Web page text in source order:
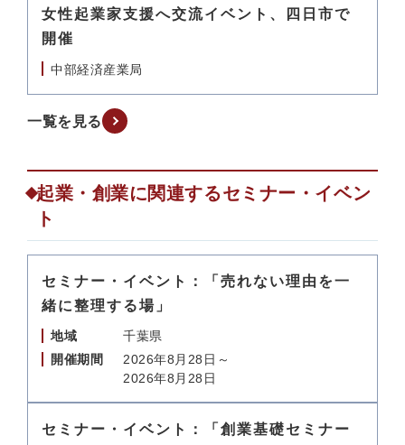
女性起業家支援へ交流イベント、四日市で
開催
中部経済産業局
一覧を見る
起業・創業に関連するセミナー・イベン
ト
セミナー・イベント：「売れない理由を一
緒に整理する場」
地域
千葉県
開催期間
2026年8月28日～
2026年8月28日
セミナー・イベント：「創業基礎セミナー